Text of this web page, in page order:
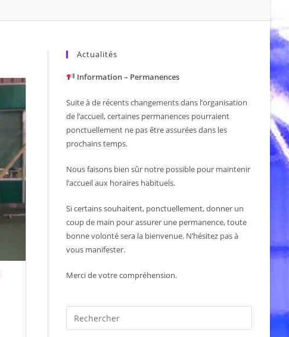
Actualités
Information – Permanences
Suite à de récents changements dans l’organisation
de l’accueil, certaines permanences pourraient
ponctuellement ne pas être assurées dans les
prochains temps.
Nous faisons bien sûr notre possible pour maintenir
l’accueil aux horaires habituels.
Si certains souhaitent, ponctuellement, donner un
coup de main pour assurer une permanence, toute
bonne volonté sera la bienvenue. N’hésitez pas à
vous manifester.
Merci de votre compréhension.